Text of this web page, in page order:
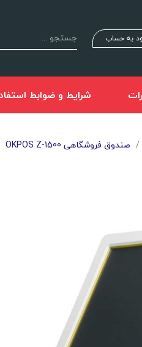
به حساب
شرایط و ضوابط
صندوق فروشگاهی OKPOS Z-1500